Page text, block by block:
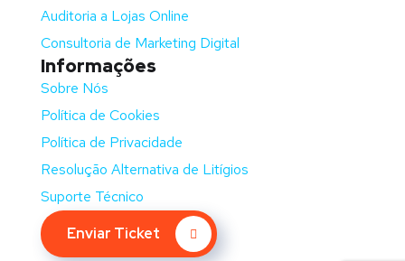
Auditoria a Lojas Online
Consultoria de Marketing Digital
Informações
Sobre Nós
Política de Cookies
Política de Privacidade
Resolução Alternativa de Litígios
Suporte Técnico
Enviar Ticket